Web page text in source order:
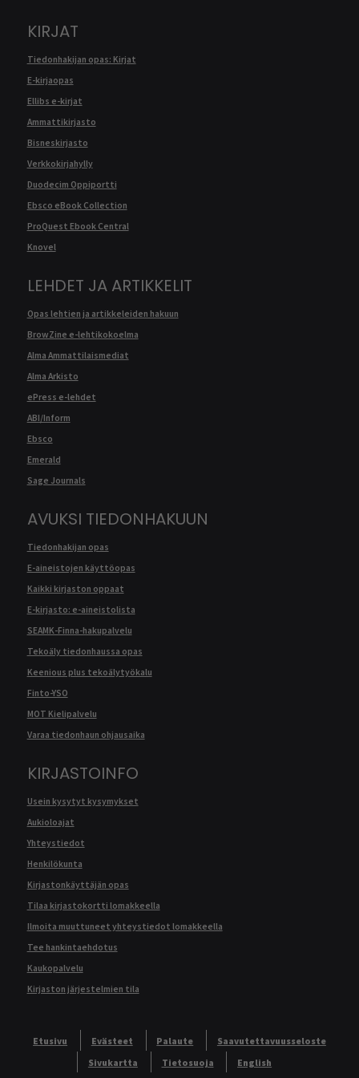
KIRJAT
Tiedonhakijan opas: Kirjat
E-kirjaopas
Ellibs e-kirjat
Ammattikirjasto
Bisneskirjasto
Verkkokirjahylly
Duodecim Oppiportti
Ebsco eBook Collection
ProQuest Ebook Central
Knovel
LEHDET JA ARTIKKELIT
Opas lehtien ja artikkeleiden hakuun
BrowZine e-lehtikokoelma
Alma Ammattilaismediat
Alma Arkisto
ePress e-lehdet
ABI/Inform
Ebsco
Emerald
Sage Journals
AVUKSI TIEDONHAKUUN
Tiedonhakijan opas
E-aineistojen käyttöopas
Kaikki kirjaston oppaat
E-kirjasto: e-aineistolista
SEAMK-Finna-hakupalvelu
Tekoäly tiedonhaussa opas
Keenious plus tekoälytyökalu
Finto-YSO
MOT Kielipalvelu
Varaa tiedonhaun ohjausaika
KIRJASTOINFO
Usein kysytyt kysymykset
Aukioloajat
Yhteystiedot
Henkilökunta
Kirjastonkäyttäjän opas
Tilaa kirjastokortti lomakkeella
Ilmoita muuttuneet yhteystiedot lomakkeella
Tee hankintaehdotus
Kaukopalvelu
Kirjaston järjestelmien tila
Etusivu Evästeet Palaute
Saavutettavuusseloste
Sivukartta
Tietosuoja English